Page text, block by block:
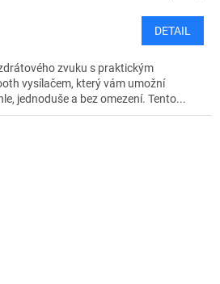
DETAIL
zvuku s praktickým
vysílačem, který vám umožní
jednoduše a bez omezení. Tento...